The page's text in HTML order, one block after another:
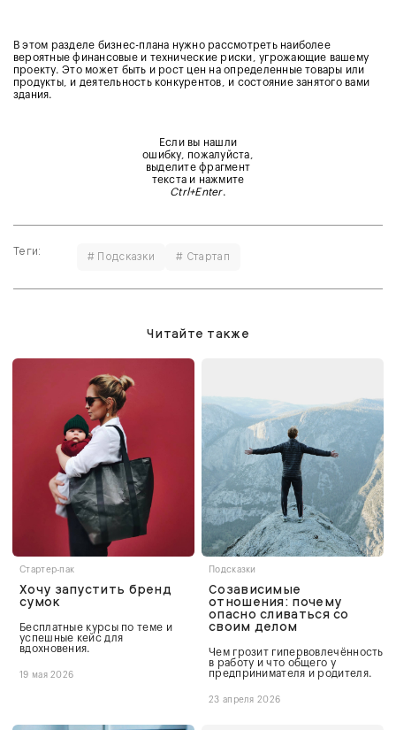
В этом разделе бизнес-плана нужно рассмотреть наиболее
вероятные финансовые и технические риски, угрожающие вашему
проекту. Это может быть и рост цен на определенные товары или
продукты, и деятельность конкурентов, и состояние занятого вами
здания.
Если вы нашли
ошибку, пожалуйста,
выделите фрагмент
текста и нажмите
Ctrl+Enter.
Теги: # Подсказки # Стартап
Читайте также
Стартер-пак
Хочу запустить бренд
сумок
Бесплатные курсы по теме и
успешные кейс для
вдохновения.
19 мая 2026
Подсказки
Созависимые
отношения: почему
опасно сливаться со
своим делом
Чем грозит гипервовлечённость
в работу и что общего у
предпринимателя и родителя.
23 апреля 2026